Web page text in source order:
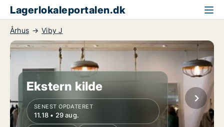
Lagerlokaleportalen.dk
Århus Viby J
Ekstern kilde
SENEST OPDATERET
11.18 • 29 aug.